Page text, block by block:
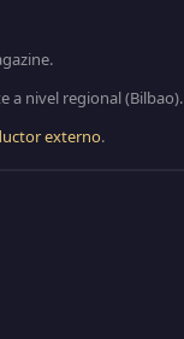
a nivel regional (Bilbao).
externo.